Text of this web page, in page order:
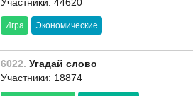
Игра Экономические
6022. Угадай слово
Участники: 18874